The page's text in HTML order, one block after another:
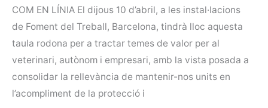
COM EN LÍNIA El dijous 10 d’abril, a les instal·lacions
de Foment del Treball, Barcelona, tindrà lloc aquesta
taula rodona per a tractar temes de valor per al
veterinari, autònom i empresari, amb la vista posada a
consolidar la rellevància de mantenir-nos units en
l’acompliment de la protecció i